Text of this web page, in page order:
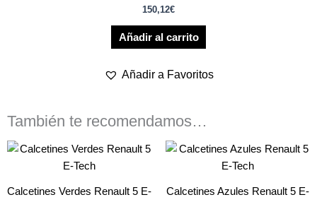
150,12€
Añadir al carrito
Añadir a Favoritos
También te recomendamos…
Calcetines Verdes Renault 5 E-
Este
Calcetines Azules Renault 5 E-